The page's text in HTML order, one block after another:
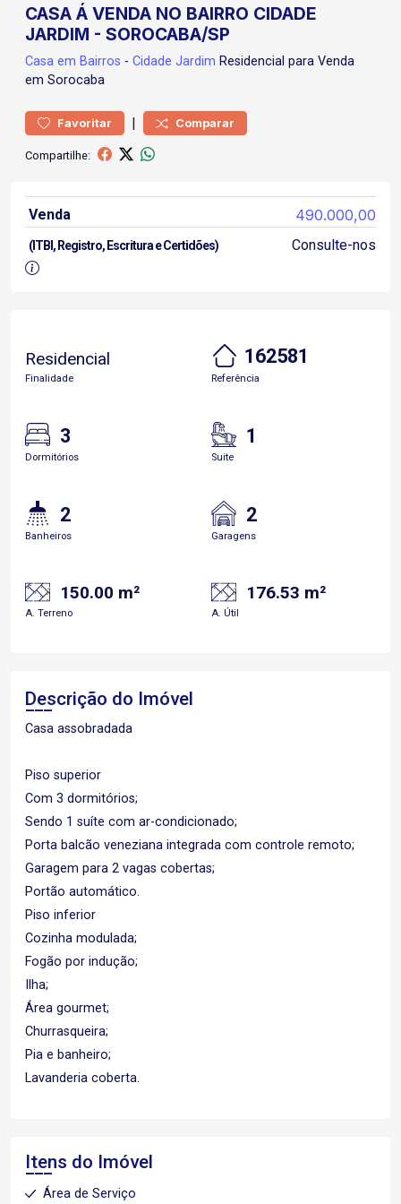
CASA Á VENDA NO BAIRRO CIDADE
JARDIM - SOROCABA/SP
Casa em Bairros - Cidade Jardim Residencial para Venda
em Sorocaba
Favoritar | Comparar
Compartilhe:
Venda 490.000,00
(ITBI, Registro, Escritura e Certidões) Consulte-nos
Residencial
Finalidade
162581
Referência
3
Dormitórios
1
Suite
2
Banheiros
2
Garagens
150.00 m²
A. Terreno
176.53 m²
A. Útil
Descrição do Imóvel
Casa assobradada
Piso superior
Com 3 dormitórios;
Sendo 1 suíte com ar-condicionado;
Porta balcão veneziana integrada com controle remoto;
Garagem para 2 vagas cobertas;
Portão automático.
Piso inferior
Cozinha modulada;
Fogão por indução;
Ilha;
Área gourmet;
Churrasqueira;
Pia e banheiro;
Lavanderia coberta.
Itens do Imóvel
Área de Serviço